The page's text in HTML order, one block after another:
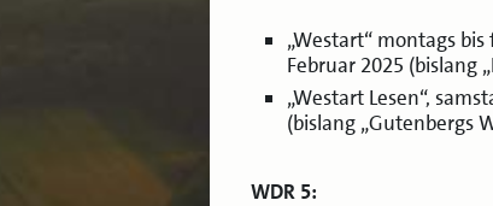
„Westart“ montags
Februar 2025 (bislang
„Westart Lesen“,
(bislang „Gutenbergs
WDR 5: